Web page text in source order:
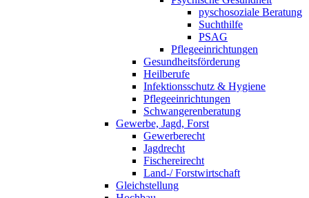
pyschosoziale Beratung
Suchthilfe
PSAG
Pflegeeinrichtungen
Gesundheitsförderung
Heilberufe
Infektionsschutz & Hygiene
Pflegeeinrichtungen
Schwangerenberatung
Gewerbe, Jagd, Forst
Gewerberecht
Jagdrecht
Fischereirecht
Land-/ Forstwirtschaft
Gleichstellung